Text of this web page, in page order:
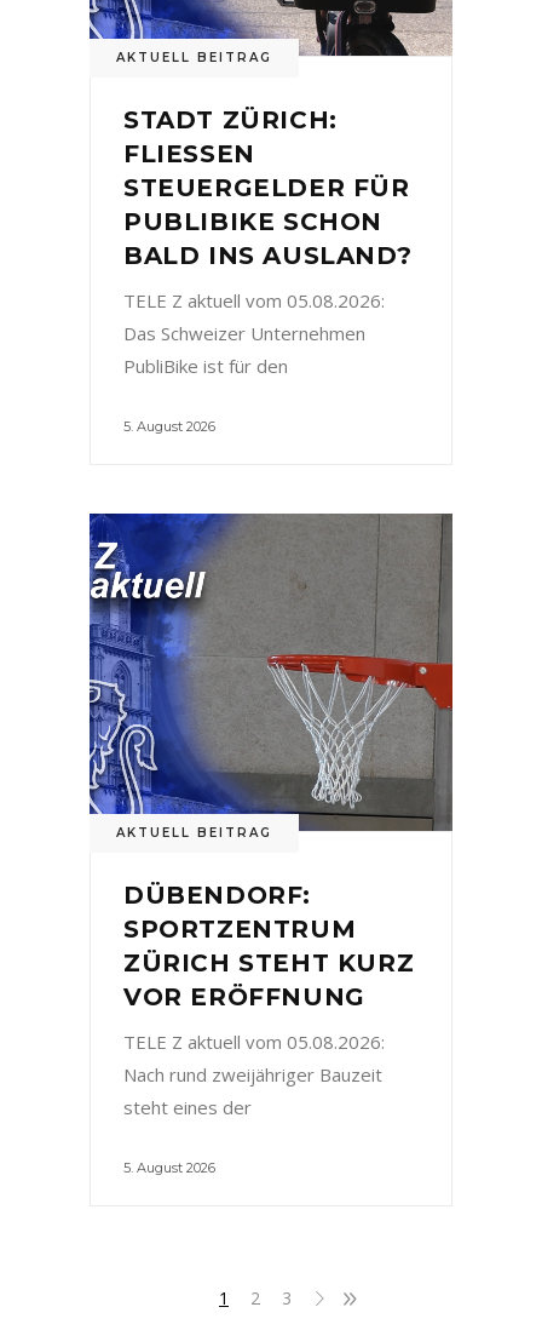
AKTUELL BEITRAG
STADT ZÜRICH:
FLIESSEN
STEUERGELDER FÜR
PUBLIBIKE SCHON
BALD INS AUSLAND?
TELE Z aktuell vom 05.08.2026:
Das Schweizer Unternehmen
PubliBike ist für den
5. August 2026
AKTUELL BEITRAG
DÜBENDORF:
SPORTZENTRUM
ZÜRICH STEHT KURZ
VOR ERÖFFNUNG
TELE Z aktuell vom 05.08.2026:
Nach rund zweijähriger Bauzeit
steht eines der
5. August 2026
1 2 3